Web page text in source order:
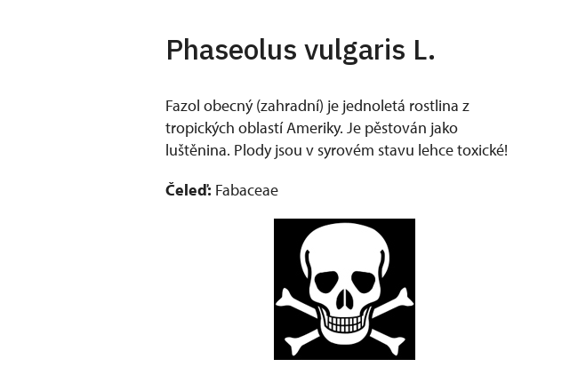
Phaseolus vulgaris L.
Fazol obecný (zahradní) je jednoletá rostlina z
tropických oblastí Ameriky. Je pěstován jako
luštěnina. Plody jsou v syrovém stavu lehce toxické!
Čeleď: Fabaceae